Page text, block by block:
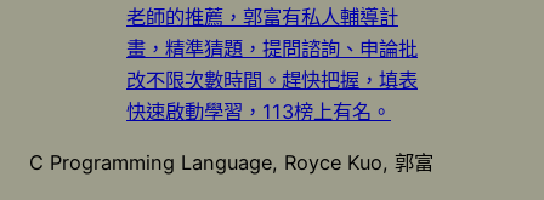
老師的推薦，郭富有私人輔導計
畫，精準猜題，提問諮詢、申論批
改不限次數時間。趕快把握，填表
快速啟動學習，113榜上有名。
C Programming Language, Royce Kuo, 郭富